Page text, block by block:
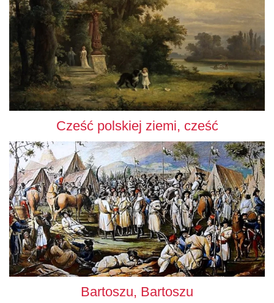
Cześć polskiej ziemi, cześć
Bartoszu, Bartoszu